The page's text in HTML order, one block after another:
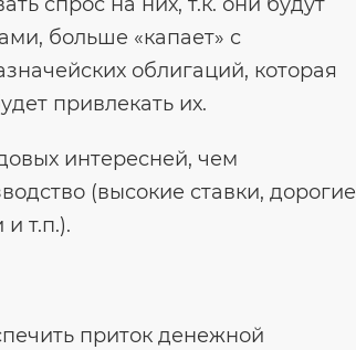
больше «капает» с
облигаций, которая
привлекать их.
интересней, чем
(высокие ставки, дорогие
т.п.).
приток денежной